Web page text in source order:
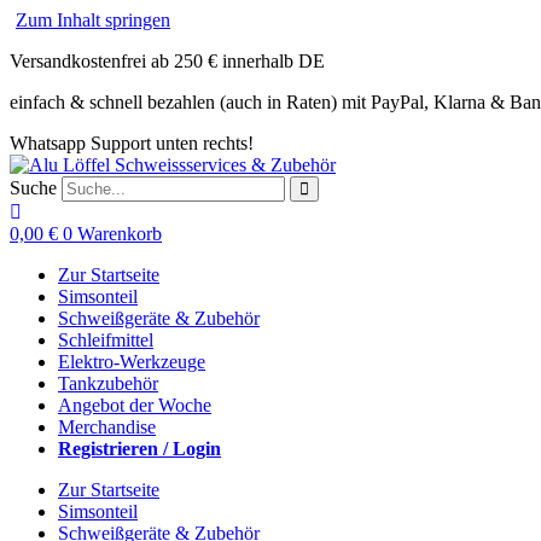
Zum Inhalt springen
Versandkostenfrei ab 250 € innerhalb DE
einfach & schnell bezahlen (auch in Raten) mit PayPal, Klarna &
Whatsapp Support unten rechts!
Suche
0,00 € 0 Warenkorb
Zur Startseite
Simsonteil
Schweißgeräte & Zubehör
Schleifmittel
Elektro-Werkzeuge
Tankzubehör
Angebot der Woche
Merchandise
Registrieren / Login
Zur Startseite
Simsonteil
Schweißgeräte & Zubehör